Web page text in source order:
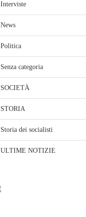
Interviste
News
Politica
Senza categoria
SOCIETÀ
STORIA
Storia dei socialisti
ULTIME NOTIZIE